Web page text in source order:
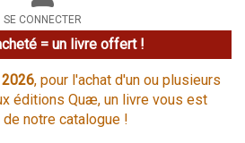
site
SE CONNECTER
= un livre offert !
, pour l'achat d'un ou plusieurs
éditions Quæ, un livre vous est
notre catalogue !